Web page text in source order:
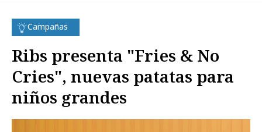
Campañas
Ribs presenta "Fries & No
Cries", nuevas patatas para
niños grandes